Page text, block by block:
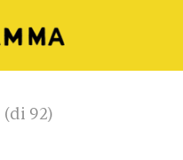
(di 92)